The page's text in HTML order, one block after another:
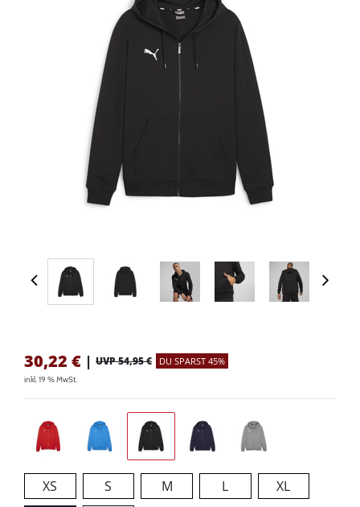
30,22 € | UVP 54,95 € DU SPARST 45%
inkl. 19 % MwSt.
XS S M L
XL